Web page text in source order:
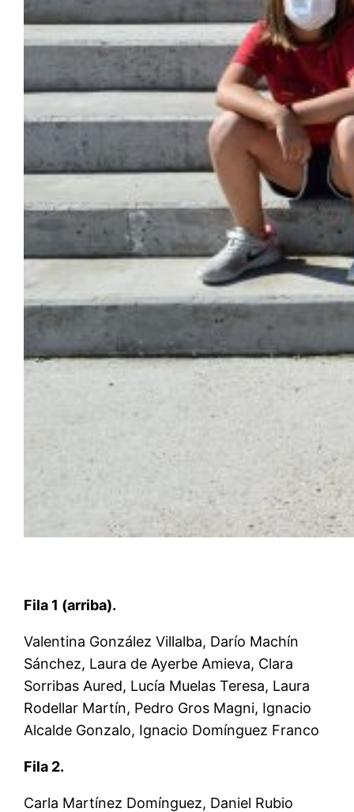
Fila 1 (arriba).
Valentina González Villalba, Darío Machín
Sánchez, Laura de Ayerbe Amieva, Clara
Sorribas Aured, Lucía Muelas Teresa, Laura
Rodellar Martín, Pedro Gros Magni, Ignacio
Alcalde Gonzalo, Ignacio Domínguez Franco
Fila 2.
Carla Martínez Domínguez, Daniel Rubio